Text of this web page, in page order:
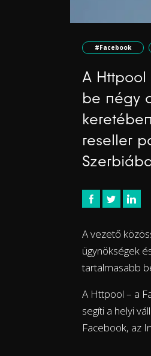
#Facebook
A
be négy
reseller
A vezető
ügynökségek
tartalmasabb
A Httpool – a
segíti a helyi
Facebook, az